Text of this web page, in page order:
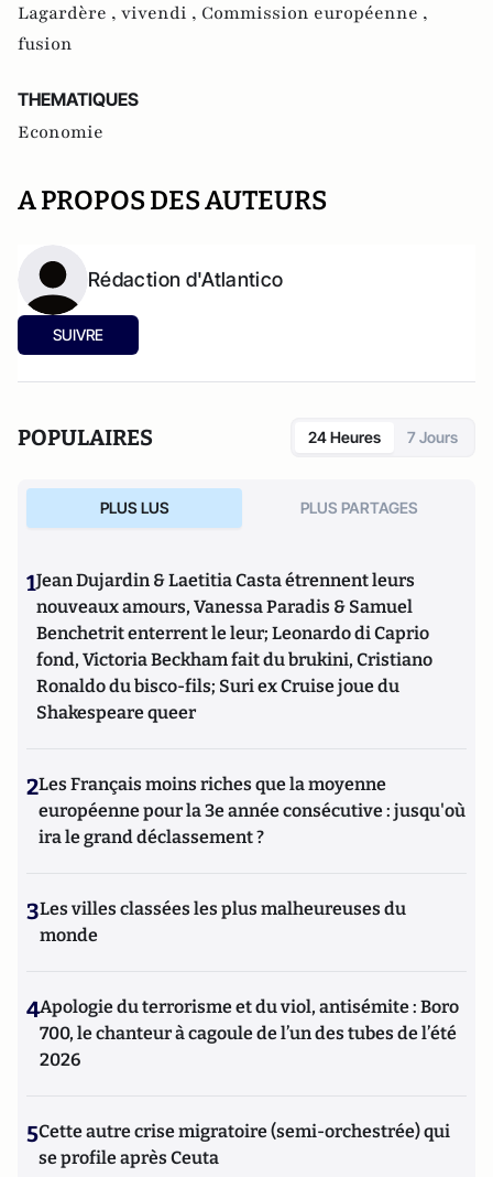
Lagardère , vivendi , Commission européenne ,
fusion
THEMATIQUES
Economie
A PROPOS DES AUTEURS
Rédaction d'Atlantico
SUIVRE
POPULAIRES 24 Heures 7 Jours
PLUS LUS PLUS PARTAGES
1Jean Dujardin & Laetitia Casta étrennent leurs
nouveaux amours, Vanessa Paradis & Samuel
Benchetrit enterrent le leur; Leonardo di Caprio
fond, Victoria Beckham fait du brukini, Cristiano
Ronaldo du bisco-fils; Suri ex Cruise joue du
Shakespeare queer
2Les Français moins riches que la moyenne
européenne pour la 3e année consécutive : jusqu'où
ira le grand déclassement ?
3Les villes classées les plus malheureuses du
monde
4Apologie du terrorisme et du viol, antisémite : Boro
700, le chanteur à cagoule de l’un des tubes de l’été
2026
5Cette autre crise migratoire (semi-orchestrée) qui
se profile après Ceuta